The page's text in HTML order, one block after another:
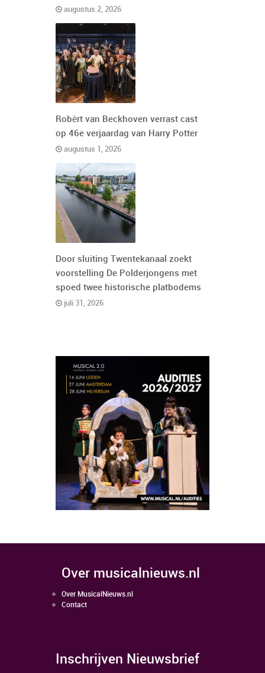
augustus 2, 2026
Robèrt van Beckhoven verrast cast
op 46e verjaardag van Harry Potter
augustus 1, 2026
Door sluiting Twentekanaal zoekt
voorstelling De Polderjongens met
spoed twee historische platbodems
juli 31, 2026
over musicalnieuws.nl
Over MusicalNieuws.nl
Contact
Inschrijven Nieuwsbrief